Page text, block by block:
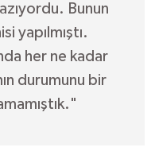
Bunun
yapılmıştı.
her ne kadar
durumunu bir